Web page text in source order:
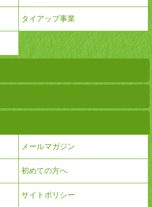
タイアップ事業
メールマガジン
初めての方へ
サイトポリシー